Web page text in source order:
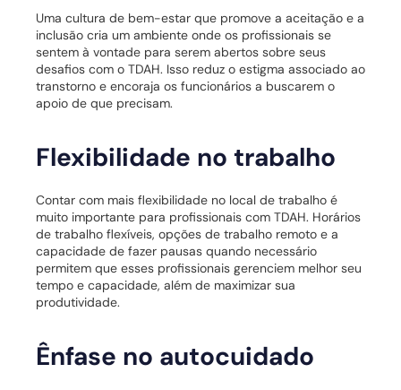
Uma cultura de bem-estar que promove a aceitação e a
inclusão cria um ambiente onde os profissionais se
sentem à vontade para serem abertos sobre seus
desafios com o TDAH. Isso reduz o estigma associado ao
transtorno e encoraja os funcionários a buscarem o
apoio de que precisam.
Flexibilidade no trabalho
Contar com mais flexibilidade no local de trabalho é
muito importante para profissionais com TDAH. Horários
de trabalho flexíveis, opções de trabalho remoto e a
capacidade de fazer pausas quando necessário
permitem que esses profissionais gerenciem melhor seu
tempo e capacidade, além de maximizar sua
produtividade.
Ênfase no autocuidado